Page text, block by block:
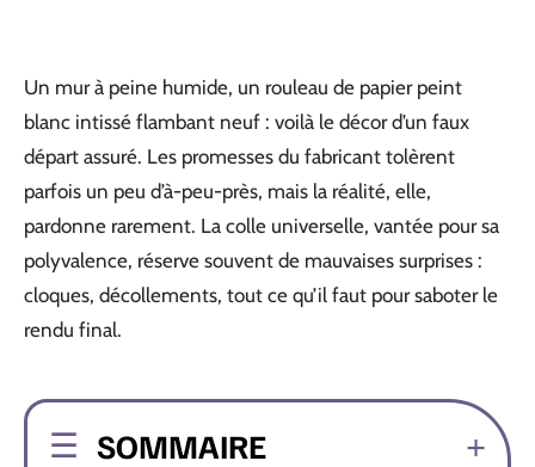
Un mur à peine humide, un rouleau de papier peint
blanc intissé flambant neuf : voilà le décor d’un faux
départ assuré. Les promesses du fabricant tolèrent
parfois un peu d’à-peu-près, mais la réalité, elle,
pardonne rarement. La colle universelle, vantée pour sa
polyvalence, réserve souvent de mauvaises surprises :
cloques, décollements, tout ce qu’il faut pour saboter le
rendu final.
SOMMAIRE